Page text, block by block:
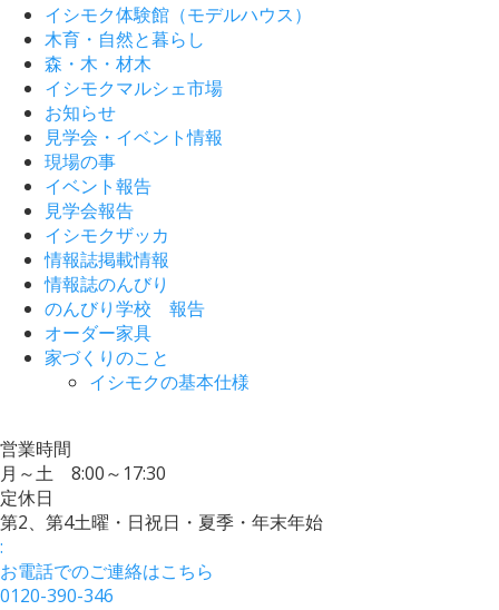
イシモク体験館（モデルハウス）
木育・自然と暮らし
森・木・材木
イシモクマルシェ市場
お知らせ
見学会・イベント情報
現場の事
イベント報告
見学会報告
イシモクザッカ
情報誌掲載情報
情報誌のんびり
のんびり学校 報告
オーダー家具
家づくりのこと
イシモクの基本仕様
営業時間
月～土 8:00～17:30
定休日
第2、第4土曜・日祝日・夏季・年末年始
:
お電話でのご連絡はこちら
0120-390-346